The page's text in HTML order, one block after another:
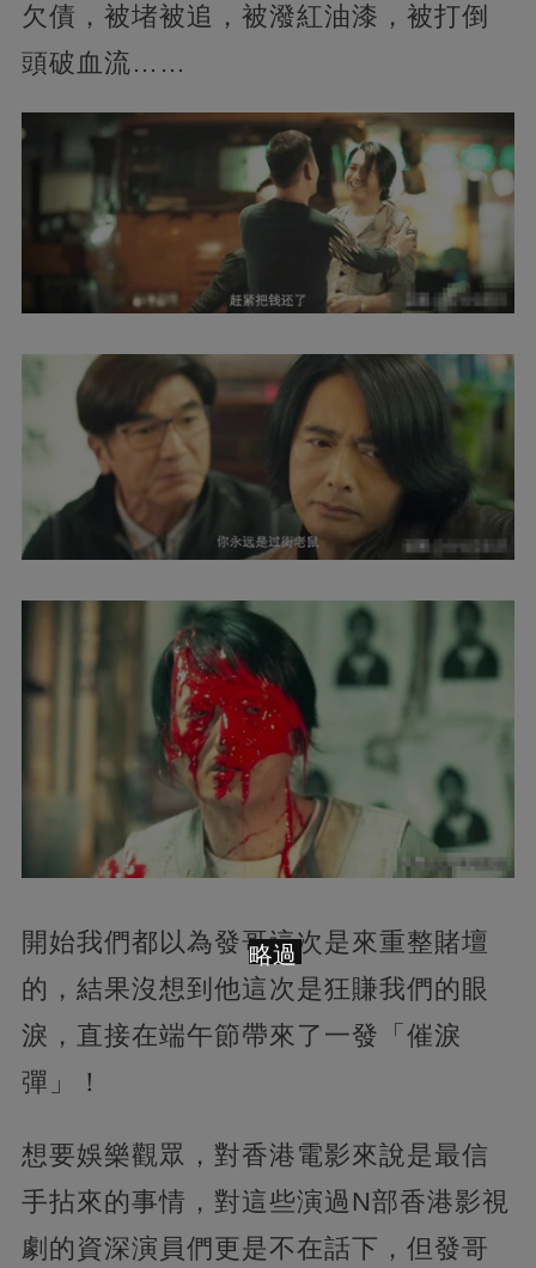
欠債，被堵被追，被潑紅油漆，被打倒
頭破血流……
開始我們都以為發哥這次是來重整賭壇
的，結果沒想到他這次是狂賺我們的眼
淚，直接在端午節帶來了一發「催淚
彈」！
想要娛樂觀眾，對香港電影來說是最信
手拈來的事情，對這些演過N部香港影視
劇的資深演員們更是不在話下，但發哥
略過